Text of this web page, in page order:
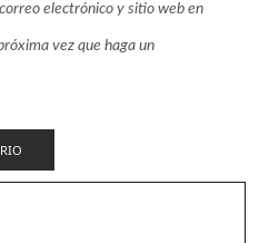
electrónico y sitio web en
vez que haga un